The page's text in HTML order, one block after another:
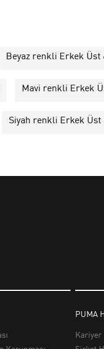
Beyaz renkli Erkek Üst
Mavi renkli Erkek
Siyah renkli Erkek